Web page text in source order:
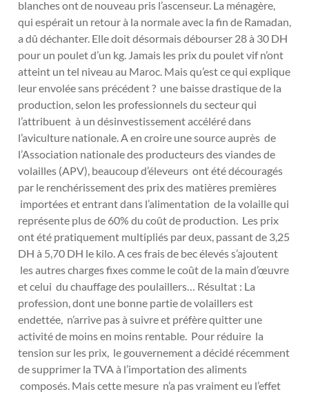
blanches ont de nouveau pris l’ascenseur. La ménagère,
qui espérait un retour à la normale avec la fin de Ramadan,
a dû déchanter. Elle doit désormais débourser 28 à 30 DH
pour un poulet d’un kg. Jamais les prix du poulet vif n’ont
atteint un tel niveau au Maroc. Mais qu’est ce qui explique
leur envolée sans précédent ? une baisse drastique de la
production, selon les professionnels du secteur qui
l’attribuent à un désinvestissement accéléré dans
l’aviculture nationale. A en croire une source auprès de
l’Association nationale des producteurs des viandes de
volailles (APV), beaucoup d’éleveurs ont été découragés
par le renchérissement des prix des matières premières
importées et entrant dans l’alimentation de la volaille qui
représente plus de 60% du coût de production. Les prix
ont été pratiquement multipliés par deux, passant de 3,25
DH à 5,70 DH le kilo. A ces frais de bec élevés s’ajoutent
les autres charges fixes comme le coût de la main d’œuvre
et celui du chauffage des poulaillers… Résultat : La
profession, dont une bonne partie de volaillers est
endettée, n’arrive pas à suivre et préfère quitter une
activité de moins en moins rentable. Pour réduire la
tension sur les prix, le gouvernement a décidé récemment
de supprimer la TVA à l’importation des aliments
composés. Mais cette mesure n’a pas vraiment eu l’effet